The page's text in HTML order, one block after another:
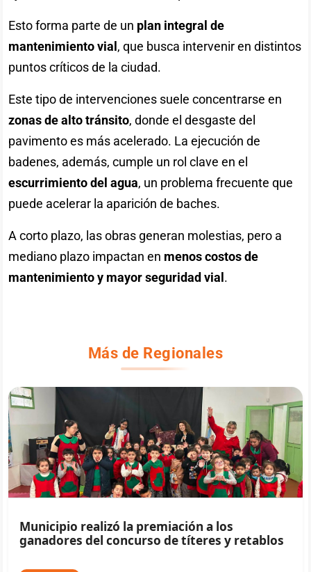
Esto forma parte de un plan integral de
mantenimiento vial, que busca intervenir en distintos
puntos críticos de la ciudad.
Este tipo de intervenciones suele concentrarse en
zonas de alto tránsito, donde el desgaste del
pavimento es más acelerado. La ejecución de
badenes, además, cumple un rol clave en el
escurrimiento del agua, un problema frecuente que
puede acelerar la aparición de baches.
A corto plazo, las obras generan molestias, pero a
mediano plazo impactan en menos costos de
mantenimiento y mayor seguridad vial.
Más de Regionales
Municipio realizó la premiación a los
ganadores del concurso de títeres y retablos